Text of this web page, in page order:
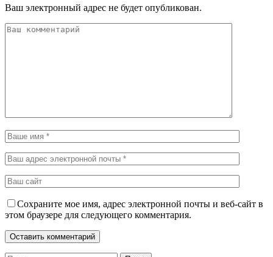
Ваш электронный адрес не будет опубликован.
Сохраните мое имя, адрес электронной почты и веб-сайт в
этом браузере для следующего комментария.